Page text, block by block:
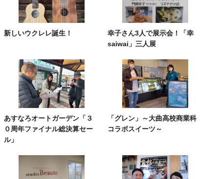
新しいウクレレ誕生！
幸子さん3人で展示会！「幸
saiwai」三人展
あすなろオートガーデン「３
０周年ファイナル総決算セー
ル」
「グレン」～大曲高校商業科
コラボスイーツ～